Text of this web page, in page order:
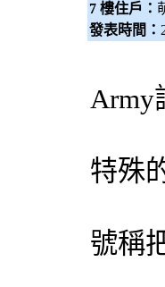
7 樓住戶：
發表時間：
Army
特殊
號稱